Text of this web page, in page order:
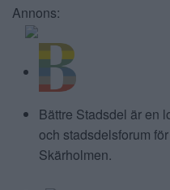
Annons:
Bättre Stadsdel är en
och stadsdelsforum
Skärholmen.